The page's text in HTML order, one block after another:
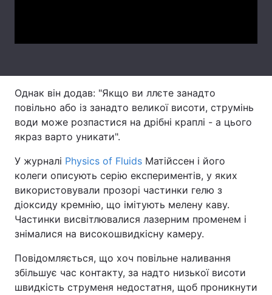
Однак він додав: "Якщо ви ллєте занадто
повільно або із занадто великої висоти, струмінь
води може розпастися на дрібні краплі - а цього
якраз варто уникати".
У журналі Physics of Fluids Матійссен і його
колеги описують серію експериментів, у яких
використовували прозорі частинки гелю з
діоксиду кремнію, що імітують мелену каву.
Частинки висвітлювалися лазерним променем і
знімалися на високошвидкісну камеру.
Повідомляється, що хоч повільне наливання
збільшує час контакту, за надто низької висоти
швидкість струменя недостатня, щоб проникнути